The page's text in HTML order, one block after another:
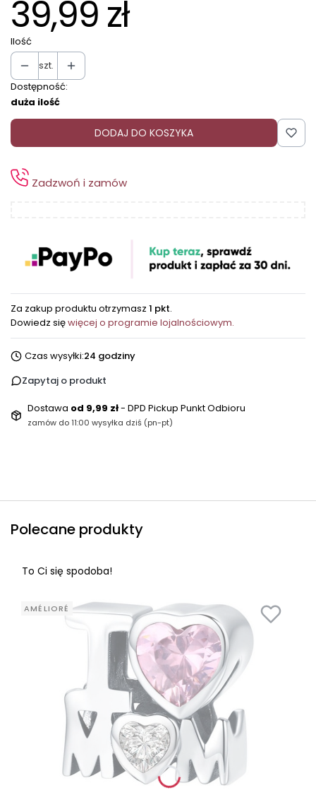
39,99 zł
Ilość
szt.
Dostępność:
duża ilość
DODAJ DO KOSZYKA
Zadzwoń i zamów
Za zakup produktu otrzymasz 1 pkt.
Dowiedz sięwięcej o programie lojalnościowym.
Czas wysyłki:24 godziny
Zapytaj o produkt
Dostawa od 9,99 zł- DPD Pickup Punkt Odbioru
zamów do 11:00 wysyłka dziś (pn-pt)
Polecane produkty
To Ci się spodoba!
AMÉLIORÉ